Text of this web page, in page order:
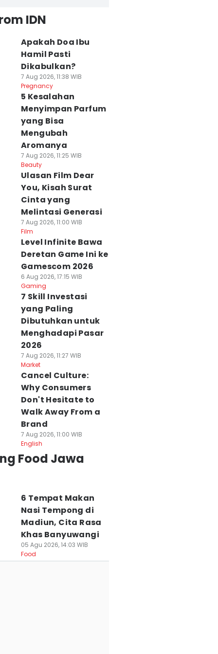
IDN
Apakah Doa Ibu
Hamil Pasti
Dikabulkan?
7 Aug 2026, 11:38 WIB
Pregnancy
5 Kesalahan
Menyimpan Parfum
yang Bisa
Mengubah
Aromanya
7 Aug 2026, 11:25 WIB
Beauty
Ulasan Film Dear
You, Kisah Surat
Cinta yang
Melintasi Generasi
7 Aug 2026, 11:00 WIB
Film
Level Infinite Bawa
Deretan Game Ini ke
Gamescom 2026
6 Aug 2026, 17:15 WIB
Gaming
7 Skill Investasi
yang Paling
Dibutuhkan untuk
Menghadapi Pasar
2026
7 Aug 2026, 11:27 WIB
Market
Cancel Culture:
Why Consumers
Don't Hesitate to
Walk Away From a
Brand
7 Aug 2026, 11:00 WIB
English
Food Jawa
6 Tempat Makan
Nasi Tempong di
Madiun, Cita Rasa
Khas Banyuwangi
05 Agu 2026, 14:03 WIB
Food